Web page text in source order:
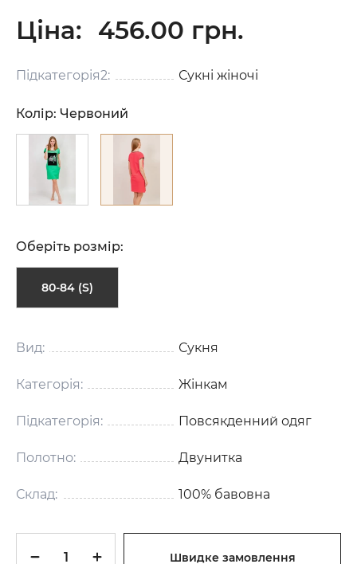
Ціна: 456.00 грн.
Підкатегорія2: Сукні жіночі
Колір: Червоний
Оберіть розмір:
80-84 (S)
Вид: Сукня
Категорія: Жінкам
Підкатегорія: Повсякденний одяг
Полотно: Двунитка
Склад: 100% бавовна
Швидке замовлення